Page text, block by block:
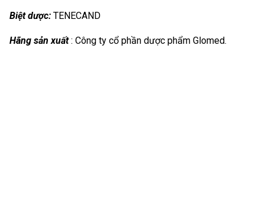
Biệt dược: TENECAND
Hãng sản xuất: Công ty cổ phần dược phẩm Glomed.